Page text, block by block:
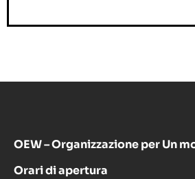
OEW – Organizzazione per Un
Orari di apertura